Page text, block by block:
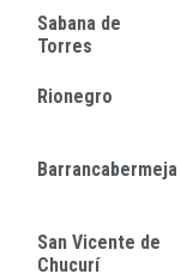
Sabana de
Torres
Rionegro
Barrancabermeja
San Vicente de
Chucurí